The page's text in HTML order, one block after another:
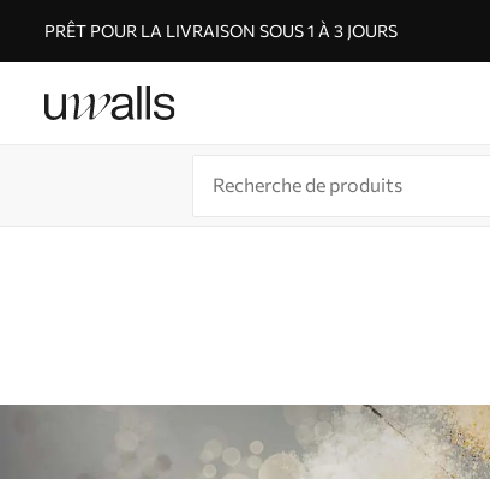
PRÊT POUR LA LIVRAISON SOUS 1 À 3 JOURS